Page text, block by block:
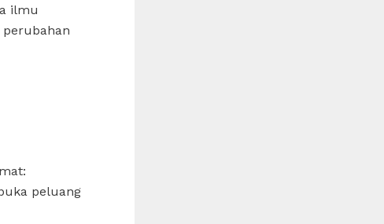
ilmu
peluang